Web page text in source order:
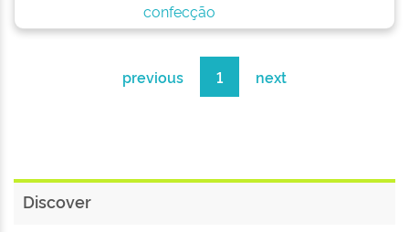
confecção
previous 1 next
Discover